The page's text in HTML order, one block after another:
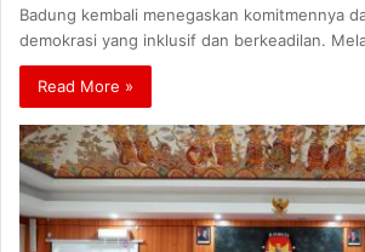
Badung kembali menegaskan komitmennya
demokrasi yang inklusif dan berkeadilan.
Read More »